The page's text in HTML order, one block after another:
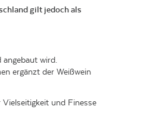
gilt jedoch als
wird.
ergänzt der Weißwein
und Finesse